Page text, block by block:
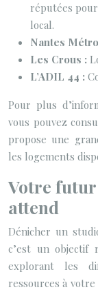
réputées
local.
Nantes
Les Crous :
L’ADIL 44 :
Pour plus
vous pouvez
propose une
les logements
Votre
attend
Dénicher un
c’est un objectif
explorant les
ressources à